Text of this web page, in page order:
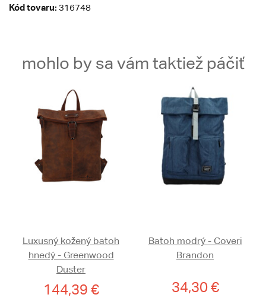
Kód tovaru: 316748
mohlo by sa vám taktiež páčiť
Luxusný kožený batoh
hnedý - Greenwood
Duster
144,39 €
Batoh modrý - Coveri
Brandon
34,30 €